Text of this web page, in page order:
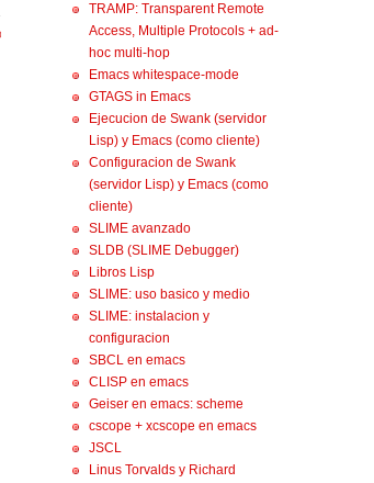
TRAMP: Transparent Remote
Access, Multiple Protocols + ad-
hoc multi-hop
Emacs whitespace-mode
GTAGS in Emacs
Ejecucion de Swank (servidor
Lisp) y Emacs (como cliente)
Configuracion de Swank
(servidor Lisp) y Emacs (como
cliente)
SLIME avanzado
SLDB (SLIME Debugger)
Libros Lisp
SLIME: uso basico y medio
SLIME: instalacion y
configuracion
SBCL en emacs
CLISP en emacs
Geiser en emacs: scheme
cscope + xcscope en emacs
JSCL
Linus Torvalds y Richard